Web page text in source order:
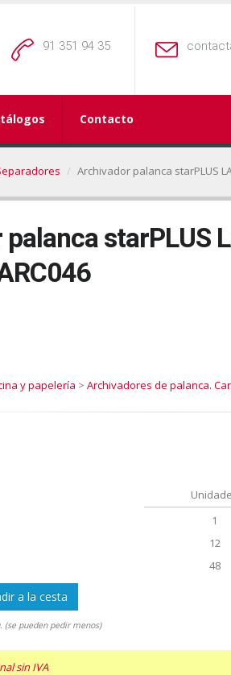
91 351 94 35
Contacto
Archivador palanca starPLUS
starPLUS
y papelería > Archivadores de palanca.
1
12
48
a la cesta
(se pueden pedir menos)
sin IVA